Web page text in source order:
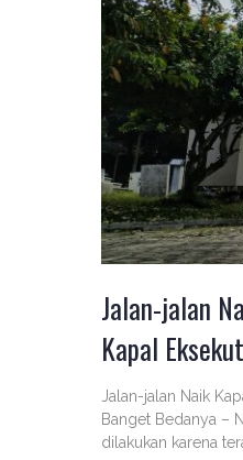
Jalan-jalan
Kapal
Jalan-jalan Naik
Banget Bedanya –
dilakukan karena